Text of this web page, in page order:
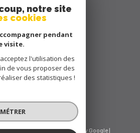
Nous
SUIVRE
Nous
| Traduction powered by Google |
notre site
cookies
pendant
visite.
l'utilisation des
de vous proposer des
des statistiques !